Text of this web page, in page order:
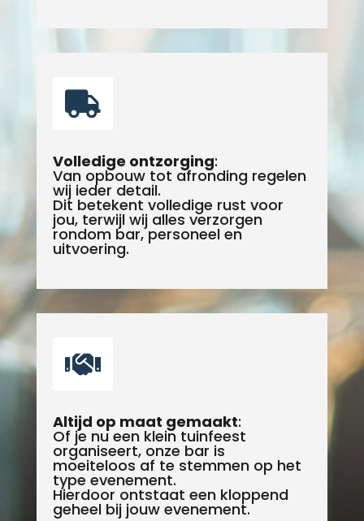

Volledige ontzorging:
Van opbouw tot afronding regelen
wij ieder detail.
Dit betekent volledige rust voor
jou, terwijl wij alles verzorgen
rondom bar, personeel en
uitvoering.

Altijd op maat gemaakt:
Of je nu een klein tuinfeest
organiseert, onze bar is
moeiteloos af te stemmen op het
type evenement.
Hierdoor ontstaat een kloppend
geheel bij jouw evenement.